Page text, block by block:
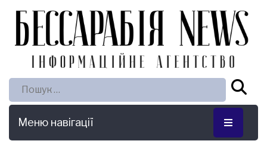
Пошук:
Меню навігації